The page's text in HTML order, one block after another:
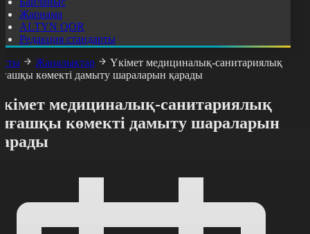
Жарнама
ALTYN QOR
Редакция стандарты
Жаңалықтар
Үкімет медициналық-санитариялық
көмекті дамыту шараларын қарады
медициналық-санитариялық
көмекті дамыту шараларын